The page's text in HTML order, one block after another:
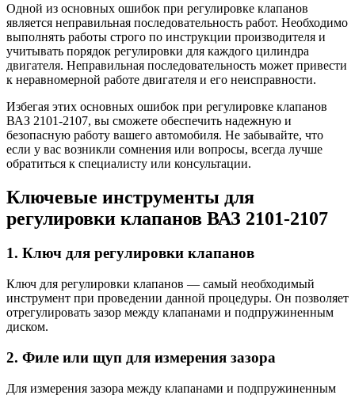
Одной из основных ошибок при регулировке клапанов
является неправильная последовательность работ. Необходимо
выполнять работы строго по инструкции производителя и
учитывать порядок регулировки для каждого цилиндра
двигателя. Неправильная последовательность может привести
к неравномерной работе двигателя и его неисправности.
Избегая этих основных ошибок при регулировке клапанов
ВАЗ 2101-2107, вы сможете обеспечить надежную и
безопасную работу вашего автомобиля. Не забывайте, что
если у вас возникли сомнения или вопросы, всегда лучше
обратиться к специалисту или консультации.
Ключевые инструменты для
регулировки клапанов ВАЗ 2101-2107
1. Ключ для регулировки клапанов
Ключ для регулировки клапанов — самый необходимый
инструмент при проведении данной процедуры. Он позволяет
отрегулировать зазор между клапанами и подпружиненным
диском.
2. Филе или щуп для измерения зазора
Для измерения зазора между клапанами и подпружиненным